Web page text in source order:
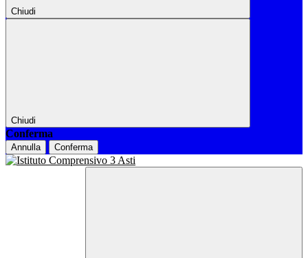
Chiudi
Chiudi
Conferma
Annulla Conferma